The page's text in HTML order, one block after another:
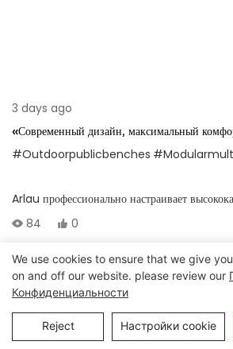
3 days ago
«Современный дизайн, максимальный
Outdoor Gooden Bench Collection»
#Outdoorpublicbenches
Arlau профессионально настраивает
стулья по общедоступным рядам, номер:
современных городов и природных
сделаны из φ48 мм круглые трубки, со
сильной грузоподъемностью; Сиденье стула
пластикового дерева или твердого дерева,
удобным и долговечным.
84 0
Авторские права © 2025 Chongqing
Manufacturing Co., Ltd. |
We use cookies to ensure that we give
on and off our website. please review our
Конфиденциальности
Reject Настройки cookie